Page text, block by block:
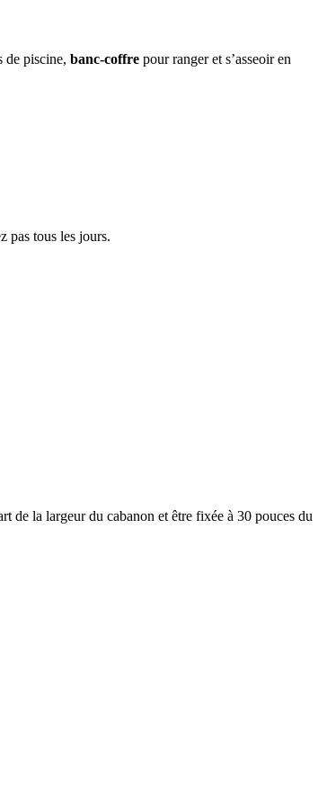
de piscine, banc-coffre pour ranger et s’asseoir en
pas tous les jours.
de la largeur du cabanon et être fixée à 30 pouces du